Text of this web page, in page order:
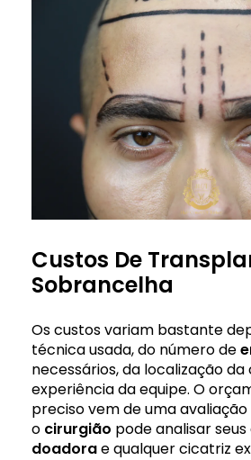
Custos De
Sobrancelha
Os custos variam bastante
técnica usada, do número de
necessários, da localização
experiência da equipe. O
preciso vem de uma
o cirurgião pode analisar
doadorae qualquer cicatriz